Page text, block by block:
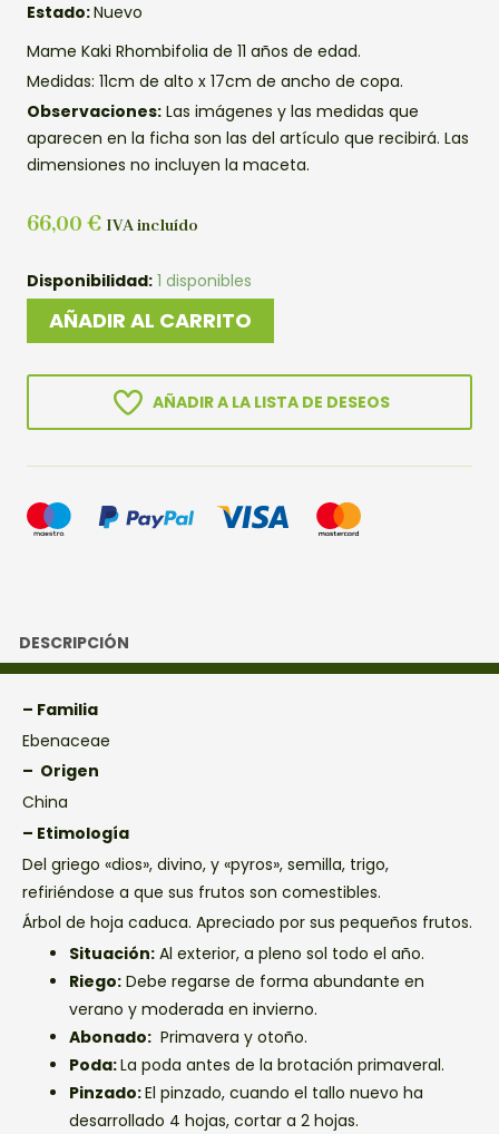
Estado:Nuevo
Mame Kaki Rhombifolia de 11 años de edad.
Medidas: 11cm de alto x 17cm de ancho de copa.
Observaciones: Las imágenes y las medidas que
aparecen en la ficha son las del artículo que recibirá. Las
dimensiones no incluyen la maceta.
66,00 € IVA incluído
Disponibilidad: 1 disponibles
MAME
RHOMBIFOLIA
AÑADIR AL CARRITO
AÑADIR A LA LISTA DE DESEOS
DESCRIPCIÓN
– Familia
Ebenaceae
– Origen
China
– Etimología
Del griego «dios», divino, y «pyros», semilla, trigo,
refiriéndose a que sus frutos son comestibles.
Árbol de hoja caduca. Apreciado por sus pequeños frutos.
Situación: Al exterior, a pleno sol todo el año.
Riego: Debe regarse de forma abundante en
verano y moderada en invierno.
Abonado: Primavera y otoño.
Poda:La poda antes de la brotación primaveral.
Pinzado:El pinzado, cuando el tallo nuevo ha
desarrollado 4 hojas, cortar a 2 hojas.